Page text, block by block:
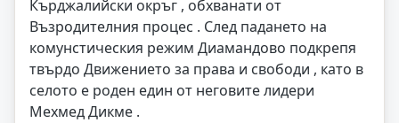
Кърджалийски окръг , обхванати от
Възродителния процес . След падането на
комунстическия режим Диамандово подкрепя
твърдо Движението за права и свободи , като в
селото е роден един от неговите лидери
Мехмед Дикме .